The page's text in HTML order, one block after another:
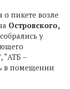
пикете возле
Островского,
у
“АТБ –
в помещении